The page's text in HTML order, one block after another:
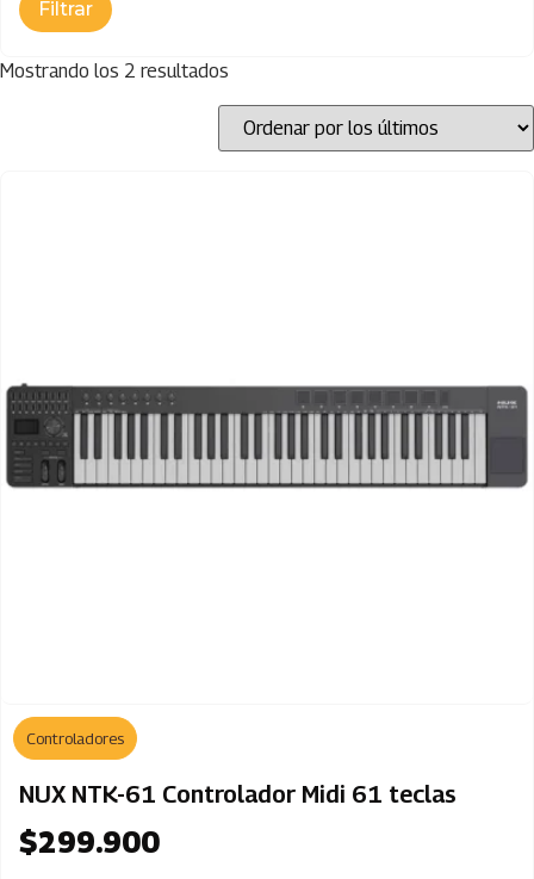
Mostrando los 2 resultados
Controladores
NUX NTK-61 Controlador Midi 61 teclas
$299.900